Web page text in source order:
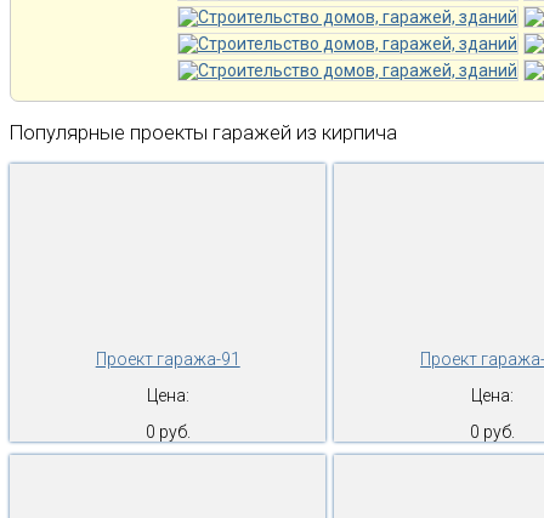
Популярные проекты гаражей из кирпича
Проект гаража-91
Цена:
0 руб.
Проект
Цена:
0 руб.